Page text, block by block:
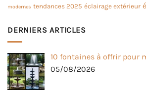
modernes tendances 2025 éclairage extérieur
DERNIERS ARTICLES
10 fontaines à offrir pour
05/08/2026